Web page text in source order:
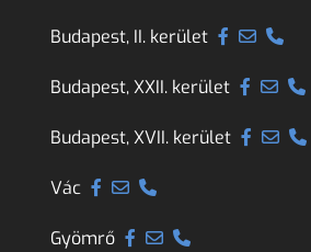
Budapest, II. kerület
Budapest, XXII. kerület
Budapest, XVII. kerület
Vác
Gyömrő